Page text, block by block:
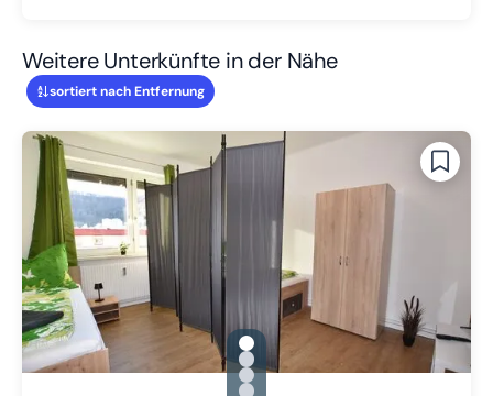
Weitere Unterkünfte in der Nähe
sortiert nach Entfernung
gallery.slide_selector
Zu Slide 1 wechseln
Zu Slide 2 wechseln